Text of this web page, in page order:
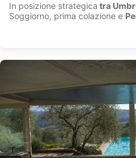
In posizione strategica tra
Soggiorno, prima colazione e